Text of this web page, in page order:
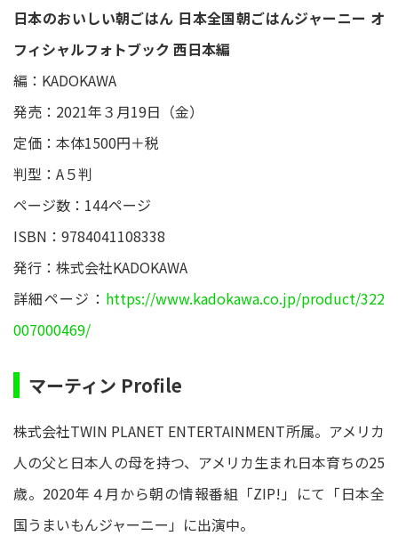
日本のおいしい朝ごはん 日本全国朝ごはんジャーニー オ
フィシャルフォトブック 西日本編
編：KADOKAWA
発売：2021年３月19日（金）
定価：本体1500円＋税
判型：A５判
ページ数：144ページ
ISBN：9784041108338
発行：株式会社KADOKAWA
詳細ページ： https://www.kadokawa.co.jp/product/322
007000469/
マーティン Profile
株式会社TWIN PLANET ENTERTAINMENT所属。アメリカ
人の父と日本人の母を持つ、アメリカ生まれ日本育ちの25
歳。2020年４月から朝の情報番組「ZIP!」にて「日本全
国うまいもんジャーニー」に出演中。